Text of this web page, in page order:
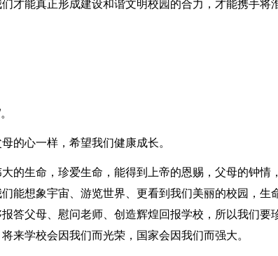
才能真正形成建设和谐文明校园的合力，才能携手将
的心一样，希望我们健康成长。
的生命，珍爱生命，能得到上帝的恩赐，父母的钟情，
能想象宇宙、游览世界、更看到我们美丽的校园，生
答父母、慰问老师、创造辉煌回报学校，所以我们要
来学校会因我们而光荣，国家会因我们而强大。